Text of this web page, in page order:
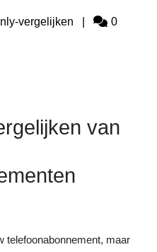
vergelijken
0
van
telefoonabonnement, maar